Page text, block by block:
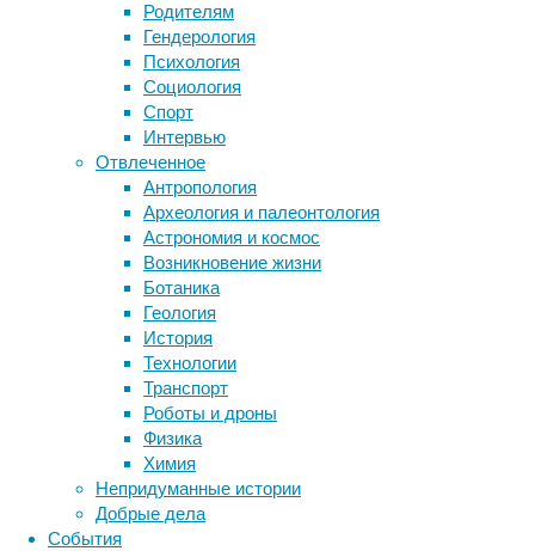
Родителям
Гендерология
Психология
Социология
Спорт
Интервью
Отвлеченное
Антропология
Археология и палеонтология
Астрономия и космос
Возникновение жизни
Ботаника
Геология
История
Технологии
Транспорт
Роботы и дроны
Физика
Химия
Непридуманные истории
Добрые дела
События
острого
лимфобластного
лейкоза.
анализ
вошли
все
дети,
родившиеся
в
Швеции
в
Метки
ДНК бактерии
биотехнология
генетика дети животные
здоровье знания иммунитет
инструменты и методы
исследования
лекарства медицина
мозг наука неврология
нейробиология
нейрофизиология
онкология
поведение